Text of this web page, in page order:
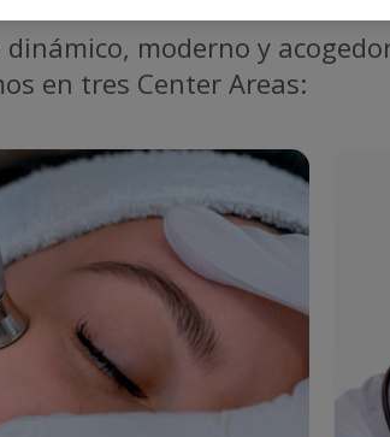
moderno y
en tres Center Areas: